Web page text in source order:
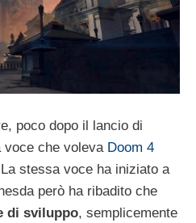
poco dopo il lancio di
voce che voleva Doom 4
stessa voce ha iniziato a
però ha ribadito che
di sviluppo, semplicemente